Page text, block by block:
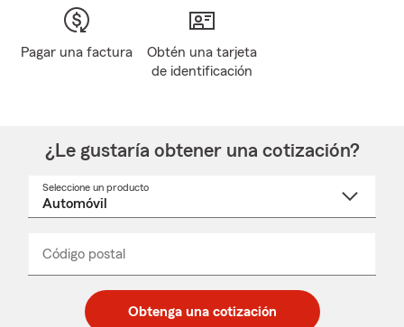
Pagar una factura
Obtén una tarjeta
de identificación
¿Le gustaría obtener una cotización?
Seleccione un producto
desplegable
Código postal
de
de
_____
Obtenga una cotización